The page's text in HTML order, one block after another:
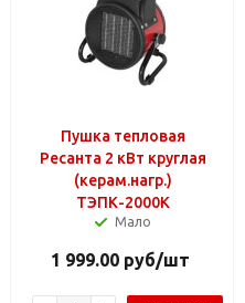
Пушка тепловая
Ресанта 2 кВт круглая
(керам.нагр.)
ТЭПК-2000К
Мало
1 999.00 руб/шт